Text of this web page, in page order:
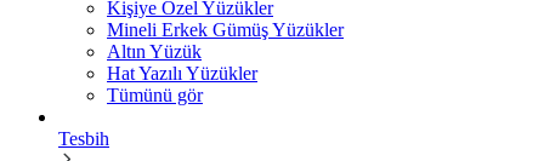
Kişiye Özel Yüzükler
Mineli Erkek Gümüş Yüzükler
Altın Yüzük
Hat Yazılı Yüzükler
Tümünü gör
Tesbih